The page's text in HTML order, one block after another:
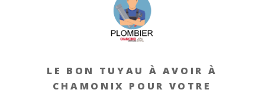
LE BON TUYAU À AVOIR À
CHAMONIX POUR VOTRE